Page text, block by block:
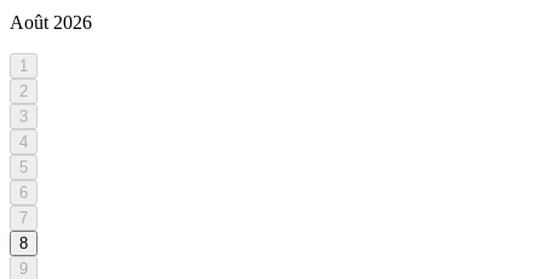
Août 2026
1
2
3
4
5
6
7
8
9